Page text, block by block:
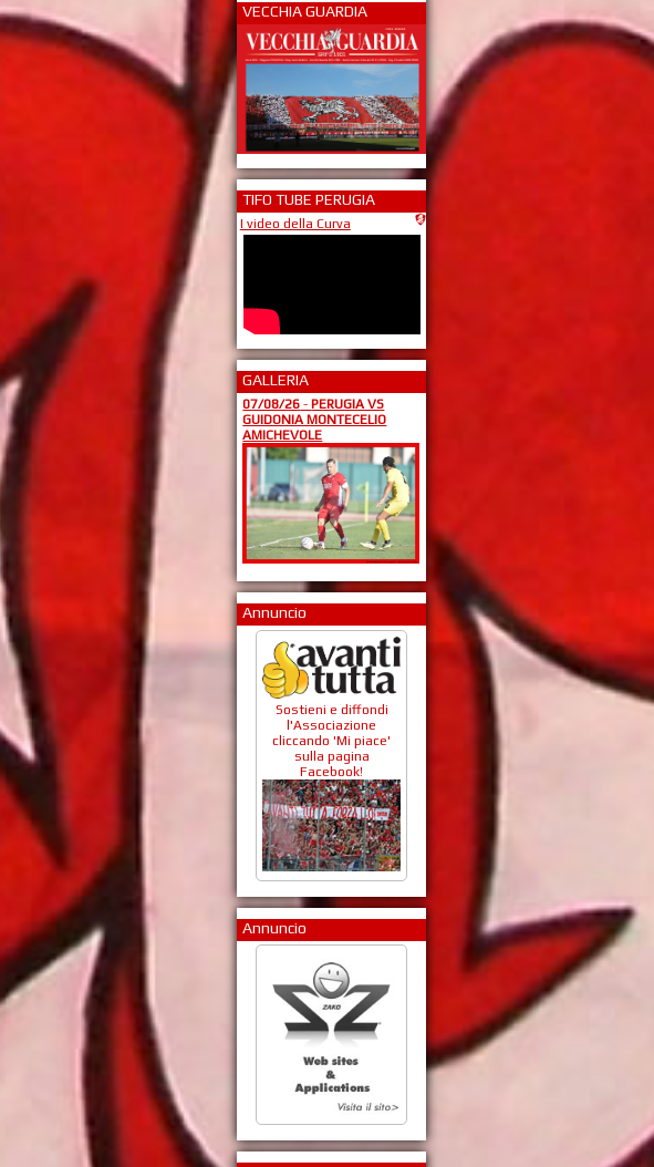
VECCHIA GUARDIA
TIFO TUBE PERUGIA
I video della Curva
GALLERIA
07/08/26 - PERUGIA VS
GUIDONIA MONTECELIO
AMICHEVOLE
Annuncio
Sostieni e diffondi
l'Associazione
cliccando 'Mi piace'
sulla pagina
Facebook!
Annuncio